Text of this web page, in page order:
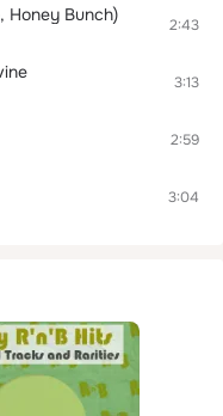
Honey Bunch) 2:43
3:13
2:59
3:04